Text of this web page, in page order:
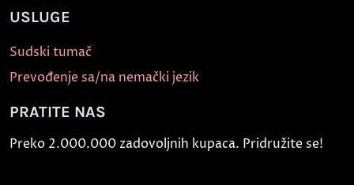
USLUGE
Sudski tumač
Prevođenje sa/na nemački jezik
PRATITE NAS
Preko 2.000.000 zadovoljnih kupaca. Pridružite se!